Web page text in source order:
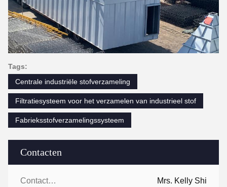
Contacten
Contacten: Mrs. Kelly Shi
Tags:
Centrale industriële stofverzameling
Filtratiesysteem voor het verzamelen van industrieel stof
Fabrieksstofverzamelingssysteem